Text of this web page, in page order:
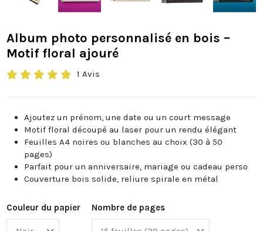
Album photo personnalisé en bois –
Motif floral ajouré
1 Avis
Ajoutez un prénom, une date ou un court message
Motif floral découpé au laser pour un rendu élégant
Feuilles A4 noires ou blanches au choix (30 à 50
pages)
Parfait pour un anniversaire, mariage ou cadeau perso
Couverture bois solide, reliure spirale en métal
Couleur du papier Nombre de pages